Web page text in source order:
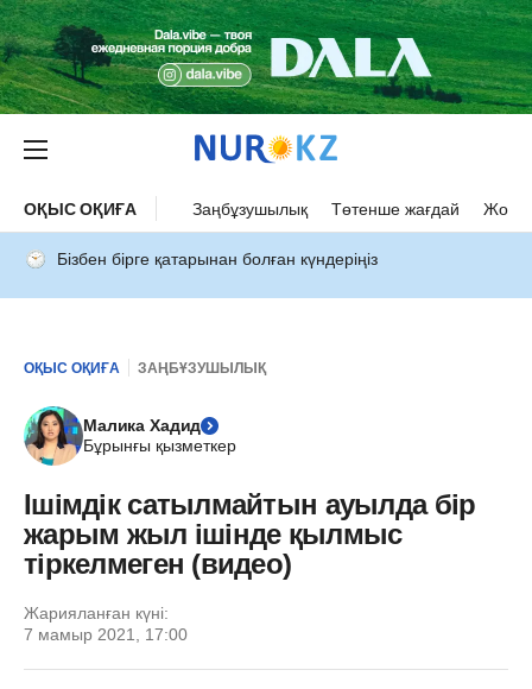
ОҚЫС ОҚИҒА Заңбұзушылық Төтенше жағдай Жол
Бізбен бірге қатарынан болған күндеріңіз
ОҚЫС ОҚИҒА ЗАҢБҰЗУШЫЛЫҚ
Малика Хадид
Бұрынғы қызметкер
Ішімдік сатылмайтын ауылда бір
жарым жыл ішінде қылмыс
тіркелмеген (видео)
Жарияланған күні:
7 мамыр 2021, 17:00